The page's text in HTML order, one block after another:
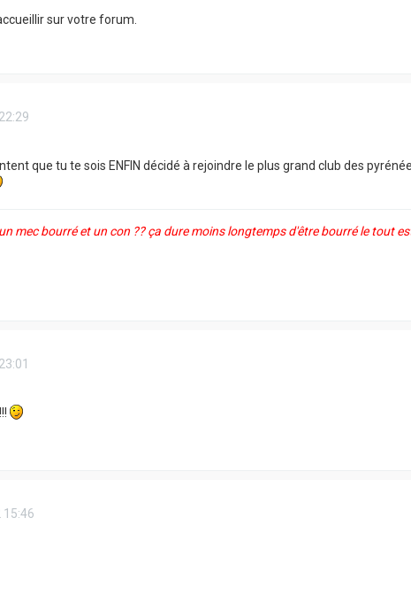
sur votre forum.
que tu te sois ENFIN décidé à rejoindre le plus grand club des
mec bourré et un con ?? ça dure moins longtemps d'être bourré le tout
15:46